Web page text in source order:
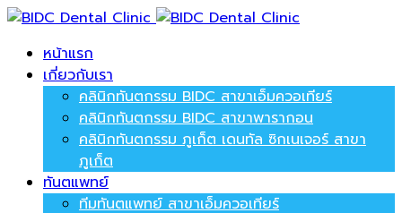
หน้าแรก
เกี่ยวกับเรา
คลินิกทันตกรรม BIDC สาขาเอ็มควอเทียร์
คลินิกทันตกรรม BIDC สาขาพารากอน
คลินิกทันตกรรม ภูเก็ต เดนทัล ซิกเนเจอร์ สาขา
ภูเก็ต
ทันตแพทย์
ทีมทันตแพทย์ สาขาเอ็มควอเทียร์